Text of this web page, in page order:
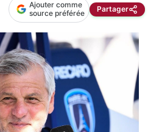
Ajouter comme
source préférée
Partager